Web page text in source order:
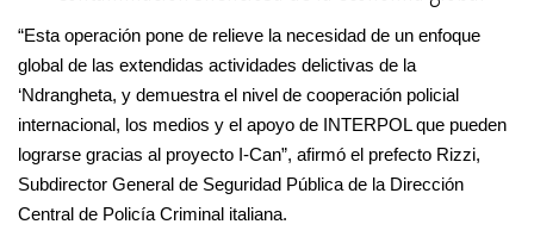
“Esta operación pone de relieve la necesidad de un enfoque
global de las extendidas actividades delictivas de la
‘Ndrangheta, y demuestra el nivel de cooperación policial
internacional, los medios y el apoyo de INTERPOL que pueden
lograrse gracias al proyecto I-Can”, afirmó el prefecto Rizzi,
Subdirector General de Seguridad Pública de la Dirección
Central de Policía Criminal italiana.